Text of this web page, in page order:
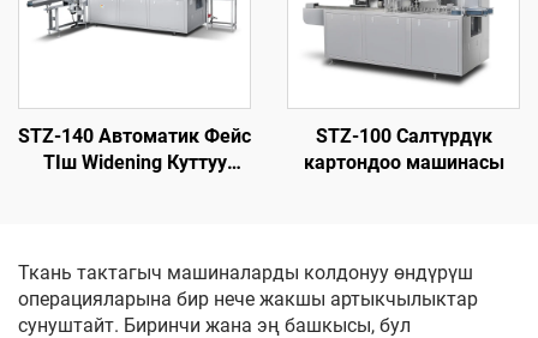
STZ-140 Автоматик Фейс
TIш Widening Куттуу
STZ-100 Салтүрдүк
картондоо машинасы
Ткань тактагыч машиналарды колдонуу өндүрүш
операцияларына бир нече жакшы артыкчылыктар
сунуштайт. Биринчи жана эң башкысы, бул